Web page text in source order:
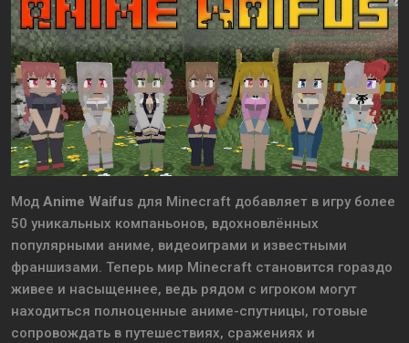
Мод Anime Waifus для Minecraft добавляет в игру более
50 уникальных компаньонов, вдохновлённых
популярными аниме, видеоиграми и известными
франшизами. Теперь мир Minecraft становится гораздо
живее и насыщеннее, ведь рядом с игроком могут
находиться полноценные аниме-спутницы, готовые
сопровождать в путешествиях, сражениях и